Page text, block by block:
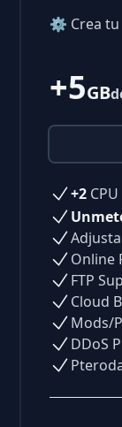
⚙ Crea tu
+5GB
+2
Online
FTP
Cloud
Mods/
DDoS